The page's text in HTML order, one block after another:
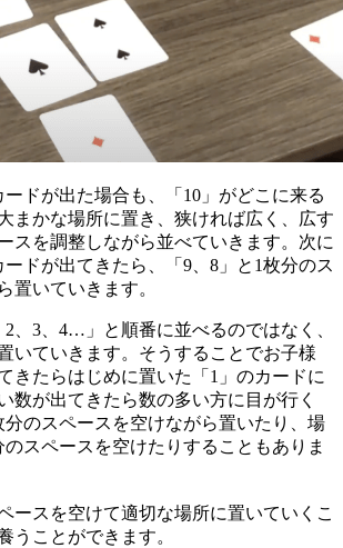
ードが出た場合も、「10」がどこに来る
まかな場所に置き、狭ければ広く、広す
スを調整しながら並べていきます。次に
ードが出てきたら、「9、8」と1枚分のス
置いていきます。
、3、4…」と順番に並べるのではなく、
いていきます。そうすることでお子様
きたらはじめに置いた「1」のカードに
数が出てきたら数の多い方に目が行く
のスペースを空けながら置いたり、場
スペースを空けたりすることもありま
ースを空けて適切な場所に置いていくこ
うことができます。